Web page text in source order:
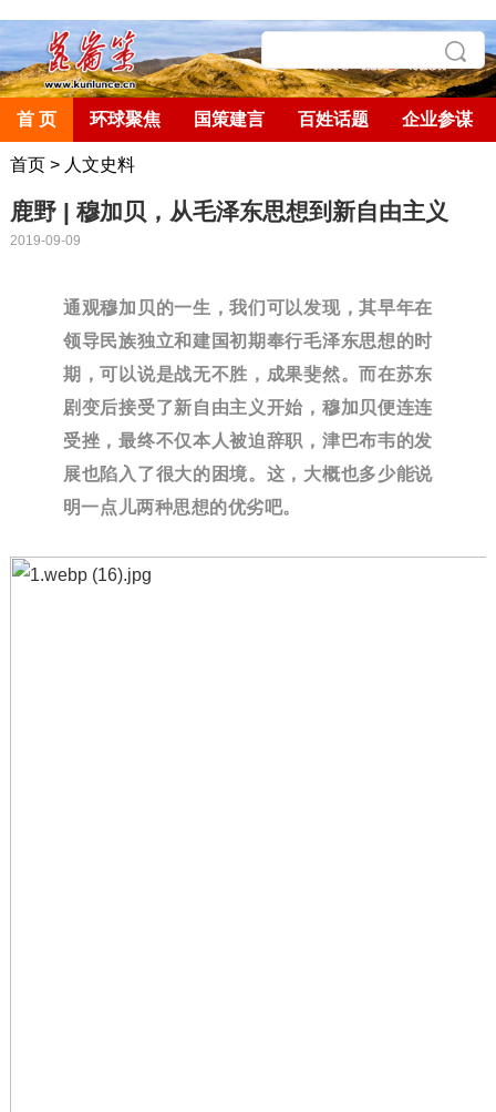
首 页 环球聚焦 国策建言 百姓话题 企业参谋
首页> 人文史料
鹿野 | 穆加贝，从毛泽东思想到新自由主义
2019-09-09
通观穆加贝的一生，我们可以发现，其早年在
领导民族独立和建国初期奉行毛泽东思想的时
期，可以说是战无不胜，成果斐然。而在苏东
剧变后接受了新自由主义开始，穆加贝便连连
受挫，最终不仅本人被迫辞职，津巴布韦的发
展也陷入了很大的困境。这，大概也多少能说
明一点儿两种思想的优劣吧。